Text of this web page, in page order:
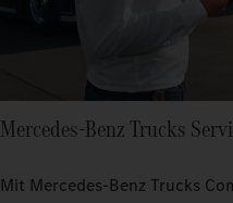
Mercedes‑Benz Trucks
Mit Mercedes‑Benz Trucks